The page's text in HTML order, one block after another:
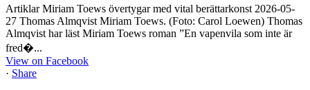
Artiklar Miriam Toews övertygar med vital berättarkonst 2026-05-
27 Thomas Almqvist Miriam Toews. (Foto: Carol Loewen) Thomas
Almqvist har läst Miriam Toews roman ”En vapenvila som inte är
fred�...
View on Facebook
· Share